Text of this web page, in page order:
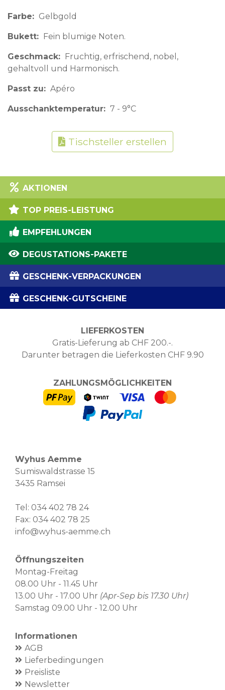
Farbe Gelbgold
Bukett Fein blumige Noten.
Geschmack
Fruchtig, erfrischend, nobel,
gehaltvoll und Harmonisch.
Passt zu Apéro
Ausschanktemperatur 7 - 9°C
Tischsteller erstellen
AKTIONEN
TOP PREIS-LEISTUNG
EMPFEHLUNGEN
DEGUSTATIONS-PAKETE
GESCHENK-VERPACKUNGEN
GESCHENK-GUTSCHEINE
LIEFERKOSTEN
Gratis-Lieferung ab CHF 200.-.
Darunter betragen die Lieferkosten CHF 9.90
ZAHLUNGSMÖGLICHKEITEN
Wyhus Aemme
Sumiswaldstrasse 15
3435 Ramsei
Tel: 034 402 78 24
Fax: 034 402 78 25
info@wyhus-aemme.ch
Öffnungszeiten
Montag-Freitag
08.00 Uhr - 11.45 Uhr
13.00 Uhr - 17.00 Uhr (Apr-Sep bis 17.30 Uhr)
Samstag 09.00 Uhr - 12.00 Uhr
Informationen
AGB
Lieferbedingungen
Preisliste
Newsletter